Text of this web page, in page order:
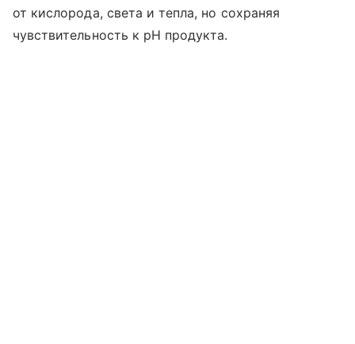
от кислорода, света и тепла, но сохраняя
чувствительность к pH продукта.